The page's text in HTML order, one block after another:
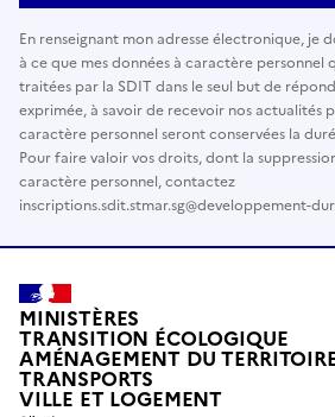
En renseignant mon adresse électronique, je
à ce que mes données à caractère personnel
traitées par la SDIT dans le seul but de
exprimée, à savoir de recevoir nos actualités
caractère personnel seront conservées la
Pour faire valoir vos droits, dont la
caractère personnel, contactez
inscriptions.sdit.stmar.sg@developpement-
MINISTÈRES
TRANSITION ÉCOLOGIQUE
AMÉNAGEMENT DU
TRANSPORTS
VILLE ET LOGEMENT